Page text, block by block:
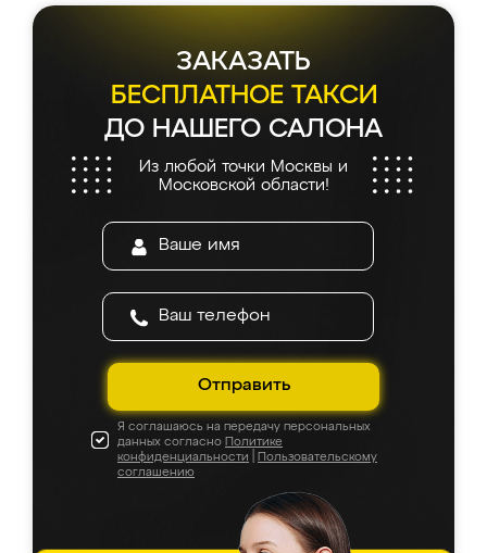
ЗАКАЗАТЬ
БЕСПЛАТНОЕ ТАКСИ
ДО НАШЕГО САЛОНА
Из любой точки Москвы и
Московской области!
Отправить
Я соглашаюсь на передачу персональных
данных согласно Политике
конфиденциальности
Пользовательскому
соглашению